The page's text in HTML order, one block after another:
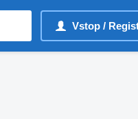
Vstop /